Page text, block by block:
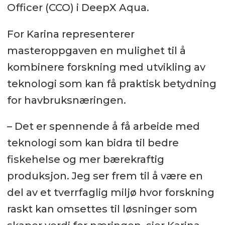
Officer (CCO) i DeepX Aqua.
For Karina representerer
masteroppgaven en mulighet til å
kombinere forskning med utvikling av
teknologi som kan få praktisk betydning
for havbruksnæringen.
– Det er spennende å få arbeide med
teknologi som kan bidra til bedre
fiskehelse og mer bærekraftig
produksjon. Jeg ser frem til å være en
del av et tverrfaglig miljø hvor forskning
raskt kan omsettes til løsninger som